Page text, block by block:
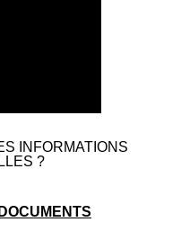
INFORMATIONS
?